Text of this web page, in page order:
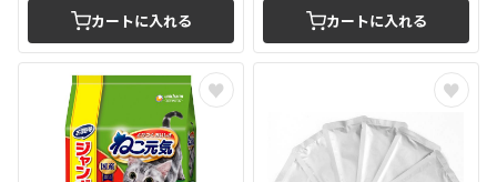
カートに入れる カートに入れる